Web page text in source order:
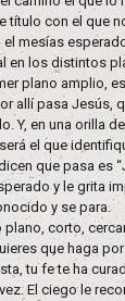
título con el que
el mesías
en los distintos
plano amplio,
allí pasa Jesús,
Y, en una orilla
el que
que pasa es
y le grita
y se para.
plano, corto,
que haga
tu fe te ha
El ciego le